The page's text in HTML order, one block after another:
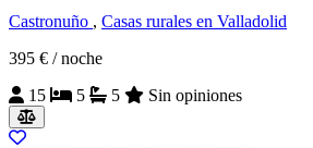
Castronuño , Casas rurales en Valladolid
395 € / noche
15
5 5 Sin opiniones